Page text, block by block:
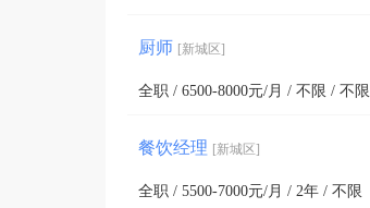
厨师 [新城区]
全职 / 6500-8000元/月 / 不限 / 不限
餐饮经理 [新城区]
全职 / 5500-7000元/月 / 2年 / 不限